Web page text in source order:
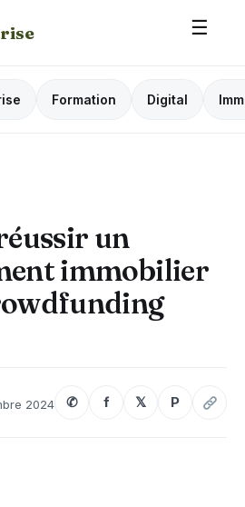
☰
Formation Digital
un
immobilier
2024 ✆ f 𝕏 P